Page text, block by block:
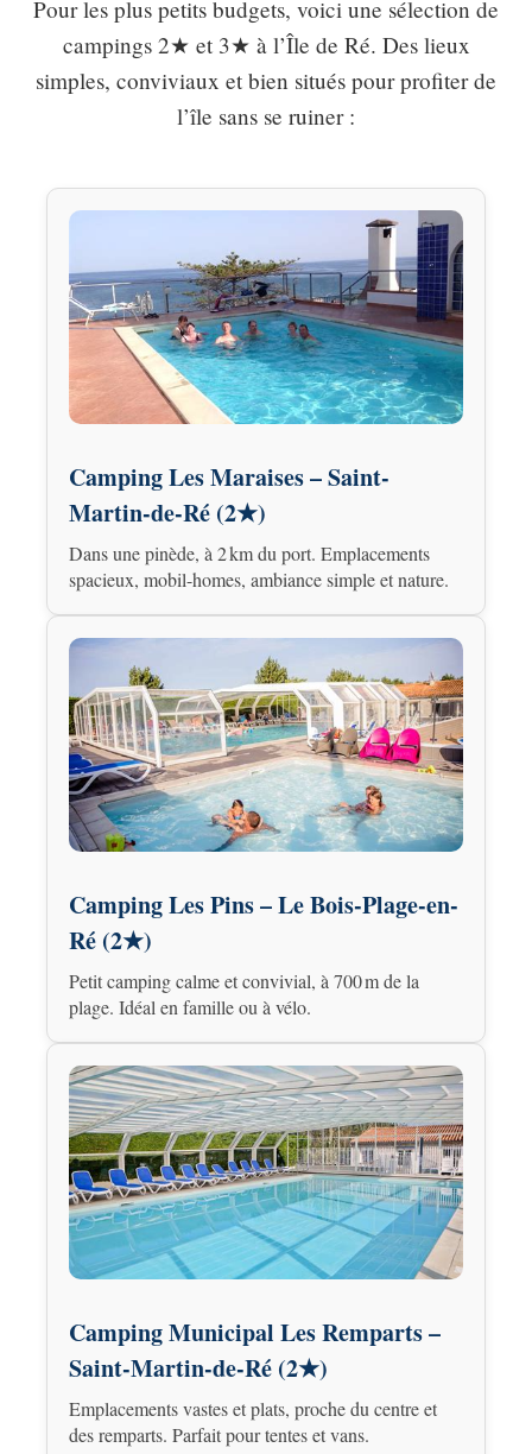
Pour les plus petits budgets, voici une sélection de
campings 2★ et 3★ à l’Île de Ré. Des lieux
simples, conviviaux et bien situés pour profiter de
l’île sans se ruiner :
Camping Les Maraises – Saint-
Martin-de-Ré (2★)
Dans une pinède, à 2 km du port. Emplacements
spacieux, mobil-homes, ambiance simple et nature.
Camping Les Pins – Le Bois-Plage-en-
Ré (2★)
Petit camping calme et convivial, à 700 m de la
plage. Idéal en famille ou à vélo.
Camping Municipal Les Remparts –
Saint-Martin-de-Ré (2★)
Emplacements vastes et plats, proche du centre et
des remparts. Parfait pour tentes et vans.